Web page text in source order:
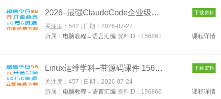
2026–最强ClaudeCode企业级实战 156861 下载资料
关注度：542 | 日期：2026-07-27
所属： 电脑教程 →语言汇编 资料ID：156861 课程详情
Linux运维学科–带源码课件 156866 下载资料
关注度：457 | 日期： 2026-07-24
所属： 电脑教程 →语言汇编 资料ID：156866 课程详情